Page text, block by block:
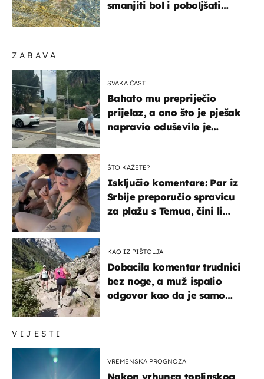
VIJESTI
VREMENSKA PROGNOZA
Nakon vrhunca toplinskog
ZABAVA
SVAKA ČAST
Bahato mu prepriječio
prijelaz, a ono što je pješak
napravio oduševilo je
ŠTO KAŽETE?
Isključio komentare: Par iz
Srbije preporučio spravicu
za plažu s Temua, čini li
KAO IZ PIŠTOLJA
Dobacila komentar trudnici
bez noge, a muž ispalio
odgovor kao da je samo
smanjiti bol i poboljšati